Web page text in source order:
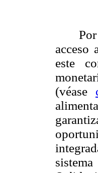
acceso
este
(véase
sistema